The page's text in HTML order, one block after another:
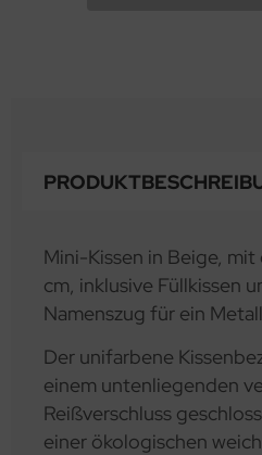
Mini-Kissen in Beige,
cm, inklusive Füllkissen
Namenszug für ein
Der unifarbene
einem untenliegenden
Reißverschluss
einer ökologischen